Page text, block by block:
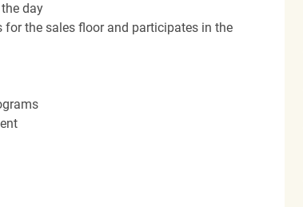
day
the sales floor and participates in the